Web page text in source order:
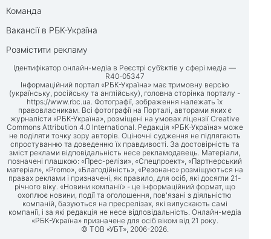
Команда
Вакансії в РБК-Україна
Розмістити рекламу
Ідентифікатор онлайн-медіа в Реєстрі суб’єктів у сфері медіа —
R40-05347
Інформаційний портал «РБК-Україна» має тримовну версію
(українську, російську та англійську), головна сторінка порталу -
https://www.rbc.ua. Фотографії, зображення належать їх
правовласникам. Всі фотографії на Порталі, авторами яких є
журналісти «РБК-Україна», розміщені на умовах ліцензії Creative
Commons Attribution 4.0 International. Редакція «РБК-Україна» може
не поділяти точку зору авторів. Оціночні судження не підлягають
спростуванню та доведенню їх правдивості. За достовірність та
зміст реклами відповідальність несе рекламодавець. Матеріали,
позначені плашкою: «Прес-релізи», «Спецпроект», «Партнерський
матеріал», «Promo», «Благодійність», «Резонанс» розміщуються на
правах реклами і призначені, як правило, для осіб, які досягли 21-
річного віку. «Новини компанії» - це інформаційний формат, що
охоплює новини, події та оголошення, пов'язані з діяльністю
компаній, базуються на пресрелізах, які випускають самі
компанії, і за які редакція не несе відповідальність. Онлайн-медіа
«РБК-Україна» призначене для осіб віком від 21 року.
© ТОВ «УБТ», 2006-2026.